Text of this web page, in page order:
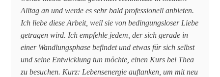
Alltag an und werde es sehr bald professionell anbieten.
Ich liebe diese Arbeit, weil sie von bedingungsloser Liebe
getragen wird. Ich empfehle jedem, der sich gerade in
einer Wandlungsphase befindet und etwas für sich selbst
und seine Entwicklung tun möchte, einen Kurs bei Thea
zu besuchen. Kurz: Lebensenergie auftanken, um mit neu